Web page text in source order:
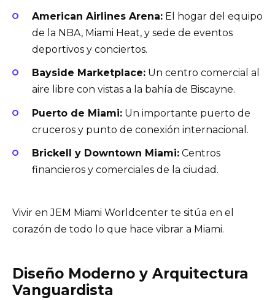
American Airlines Arena: El hogar del equipo
de la NBA, Miami Heat, y sede de eventos
deportivos y conciertos.
Bayside Marketplace: Un centro comercial al
aire libre con vistas a la bahía de Biscayne.
Puerto de Miami: Un importante puerto de
cruceros y punto de conexión internacional.
Brickell y Downtown Miami: Centros
financieros y comerciales de la ciudad.
Vivir en JEM Miami Worldcenter te sitúa en el
corazón de todo lo que hace vibrar a Miami.
Diseño Moderno y Arquitectura
Vanguardista